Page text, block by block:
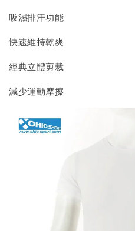
吸濕排汗功能
快速維持乾爽
經典立體剪裁
減少運動摩擦